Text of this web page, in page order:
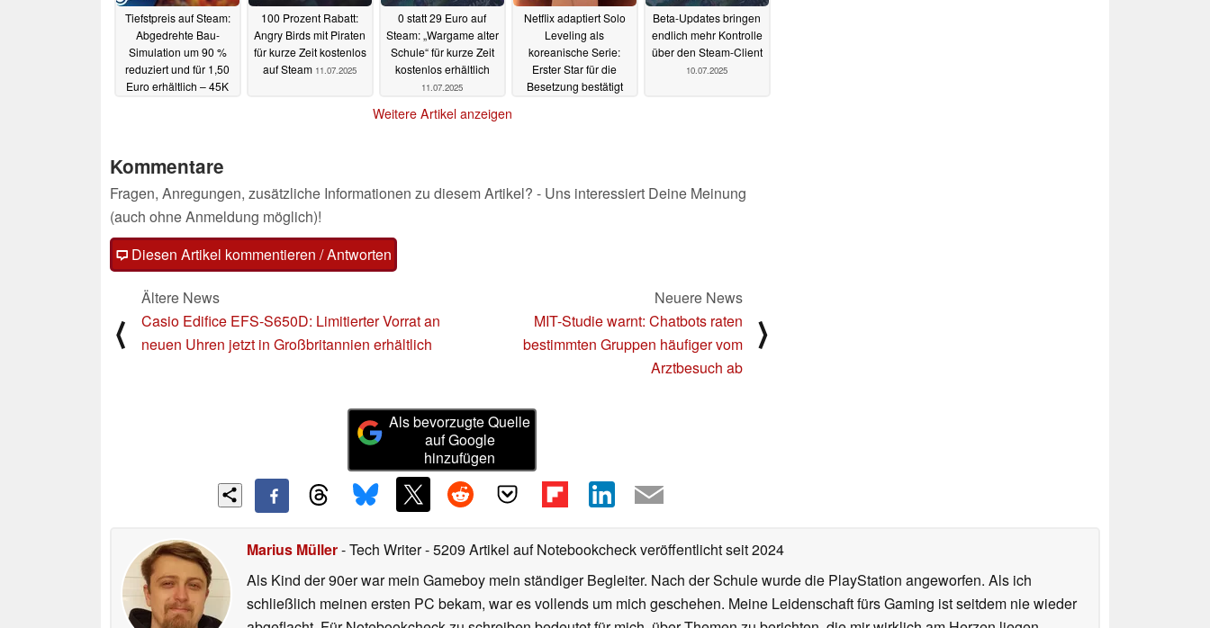
Tiefstpreis auf Steam:
Abgedrehte Bau-
Simulation um 90 %
reduziert und für 1,50
Euro erhältlich – 45K
100 Prozent Rabatt:
Angry Birds mit Piraten
für kurze Zeit kostenlos
auf Steam 11.07.2025
0 statt 29 Euro auf
Steam: „Wargame alter
Schule“ für kurze Zeit
kostenlos erhältlich
11.07.2025
Netflix adaptiert Solo
Leveling als
koreanische Serie:
Erster Star für die
Besetzung bestätigt
Beta-Updates bringen
endlich mehr Kontrolle
über den Steam-Client
10.07.2025
Weitere Artikel anzeigen
Kommentare
Fragen, Anregungen, zusätzliche Informationen zu diesem Artikel? - Uns interessiert Deine Meinung
(auch ohne Anmeldung möglich)!
Diesen Artikel kommentieren / Antworten
⟨
Ältere News
Casio Edifice EFS-S650D: Limitierter Vorrat an
neuen Uhren jetzt in Großbritannien erhältlich
Neuere News
MIT-Studie warnt: Chatbots raten
bestimmten Gruppen häufiger vom
Arztbesuch ab
⟩
Als bevorzugte Quelle
auf Google
hinzufügen
Marius Müller- Tech Writer- 5209 Artikel auf Notebookcheck veröffentlichtseit 2024
Als Kind der 90er war mein Gameboy mein ständiger Begleiter. Nach der Schule wurde die PlayStation angeworfen. Als ich
schließlich meinen ersten PC bekam, war es vollends um mich geschehen. Meine Leidenschaft fürs Gaming ist seitdem nie wieder